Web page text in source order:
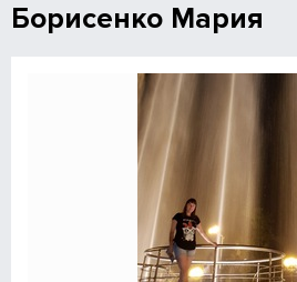
Борисенко Мария